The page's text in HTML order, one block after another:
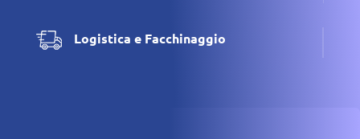
Logistica e Facchinaggio